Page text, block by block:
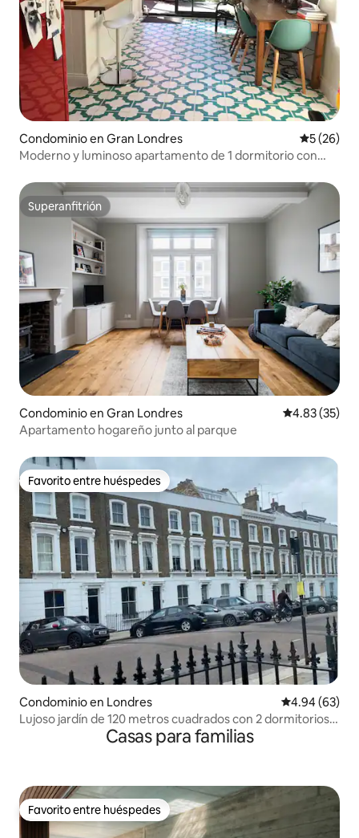
Condominio en Gran Londres
5 (26)
Moderno y luminoso apartamento de 1 dormitorio con
Superanfitrión
Superanfitrión
Condominio en Gran Londres Calificación
4.83 (35)
Apartamento hogareño junto al parque
Favorito entre huéspedes
Favorito entre huéspedes
Condominio en Londres Calificación
4.94 (63)
Lujoso jardín de 120 metros cuadrados con 2 dormitorios
Casas para familias
Favorito entre huéspedes
Favorito entre huéspedes